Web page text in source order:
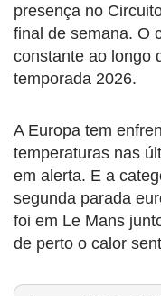
presença no
final de semana. O
constante ao longo
temporada 2026.
A Europa tem
temperaturas nas
em alerta. E a
segunda parada
foi em Le Mans
de perto o calor